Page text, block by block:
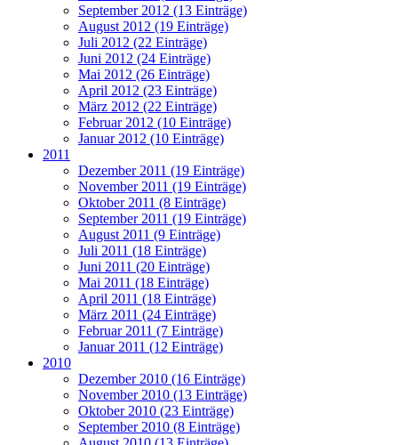
September 2012 (13 Einträge)
August 2012 (19 Einträge)
Juli 2012 (22 Einträge)
Juni 2012 (24 Einträge)
Mai 2012 (26 Einträge)
April 2012 (23 Einträge)
März 2012 (22 Einträge)
Februar 2012 (10 Einträge)
Januar 2012 (10 Einträge)
2011
Dezember 2011 (19 Einträge)
November 2011 (19 Einträge)
Oktober 2011 (8 Einträge)
September 2011 (19 Einträge)
August 2011 (9 Einträge)
Juli 2011 (18 Einträge)
Juni 2011 (20 Einträge)
Mai 2011 (18 Einträge)
April 2011 (18 Einträge)
März 2011 (24 Einträge)
Februar 2011 (7 Einträge)
Januar 2011 (12 Einträge)
2010
Dezember 2010 (16 Einträge)
November 2010 (13 Einträge)
Oktober 2010 (23 Einträge)
September 2010 (8 Einträge)